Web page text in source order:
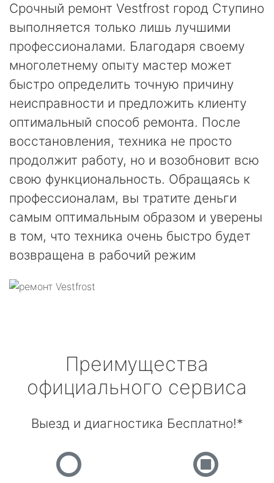
Срочный ремонт Vestfrost город Ступино
выполняется только лишь лучшими
профессионалами. Благодаря своему
многолетнему опыту мастер может
быстро определить точную причину
неисправности и предложить клиенту
оптимальный способ ремонта. После
восстановления, техника не просто
продолжит работу, но и возобновит всю
свою функциональность. Обращаясь к
профессионалам, вы тратите деньги
самым оптимальным образом и уверены
в том, что техника очень быстро будет
возвращена в рабочий режим
Преимущества
официального сервиса
Выезд и диагностика Бесплатно!*